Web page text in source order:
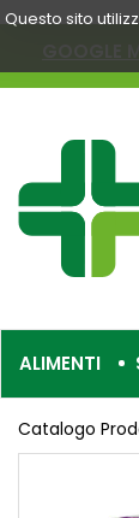
Passa
principale
Questo sito
ALIMENTI
Catalogo